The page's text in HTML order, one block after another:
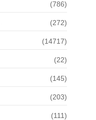
(786)
(272)
(14717)
(22)
(145)
(203)
(111)